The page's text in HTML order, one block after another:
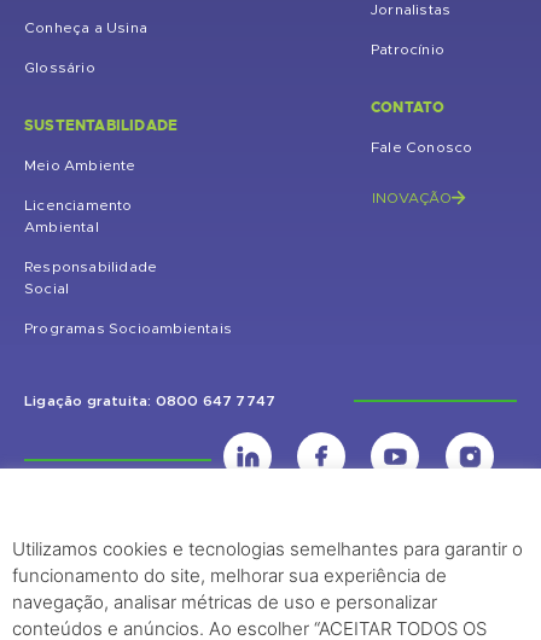
Conheça a Usina
Glossário
SUSTENTABILIDADE
Meio Ambiente
Licenciamento
Ambiental
Responsabilidade
Social
Programas Socioambientais
Jornalistas
Patrocínio
CONTATO
Fale Conosco
INOVAÇÃO
Ligação gratuita: 0800 647 7747
UHE Jirau
Rodovia BR-364, KM 824 S/Nº - Distrito de Jaci Paraná – Porto Velho
(RO) – CEP: 76840-000 – Telefone: (69) 2182.8600
Utilizamos cookies e tecnologias semelhantes para garantir o
funcionamento do site, melhorar sua experiência de
navegação, analisar métricas de uso e personalizar
conteúdos e anúncios. Ao escolher “ACEITAR TODOS OS